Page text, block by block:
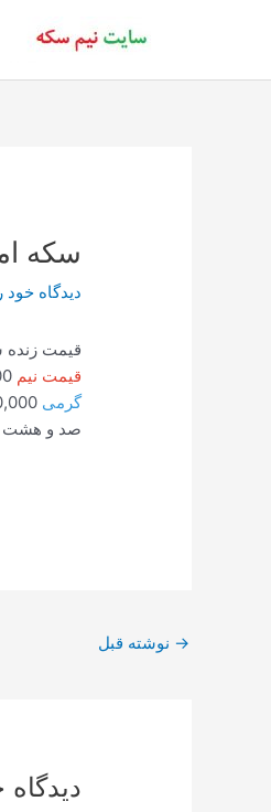
سکه امروز
دیدگاه‌ خود
قیمت زنده سکه 108,820,383 ریال امروز بیست و چهار دی هزار و
قیمت نیم
گرمی22,800,000 بیست و
صد و هشت
پیمایش
→ نوشته قبل
دیدگاه‌